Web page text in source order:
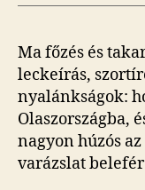
Ma főzés és
leckeírás,
nyalánkságok:
Olaszországba,
nagyon húzós
varázslat